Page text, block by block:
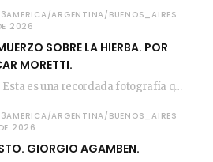
ARGENTINA/BUENOS_AIRES
2026
SOBRE LA HIERBA. POR
MORETTI.
Esta es una recordada fotografía que registré…
ARGENTINA/BUENOS_AIRES
2026
GIORGIO AGAMBEN.